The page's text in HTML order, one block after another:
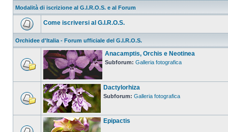
Modalità di iscrizione al G.I.R.O.S. e al Forum
Come iscriversi al G.I.R.O.S.
Orchidee d'Italia - Forum ufficiale del G.I.R.O.S.
Anacamptis, Orchis e Neotinea
Subforum: Galleria fotografica
Dactylorhiza
Subforum: Galleria fotografica
Epipactis